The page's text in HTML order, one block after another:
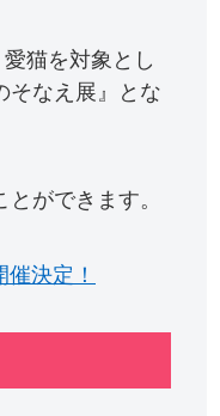
猫を対象とし
なえ展』とな
ができます。
決定！